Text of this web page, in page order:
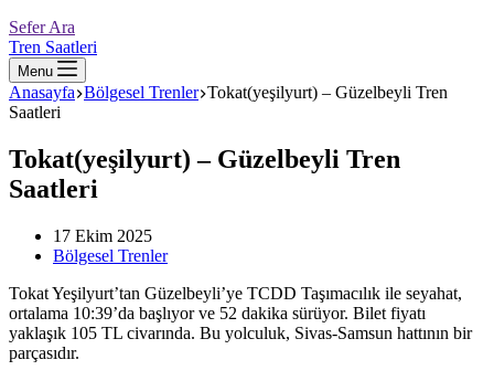
Sefer Ara
Tren Saatleri
Menu
Anasayfa Bölgesel Trenler Tokat(yeşilyurt) – Güzelbeyli Tren
Saatleri
Tokat(yeşilyurt) – Güzelbeyli Tren
Saatleri
17 Ekim 2025
Bölgesel Trenler
Tokat Yeşilyurt’tan Güzelbeyli’ye TCDD Taşımacılık ile seyahat,
ortalama 10:39’da başlıyor ve 52 dakika sürüyor. Bilet fiyatı
yaklaşık 105 TL civarında. Bu yolculuk, Sivas-Samsun hattının bir
parçasıdır.